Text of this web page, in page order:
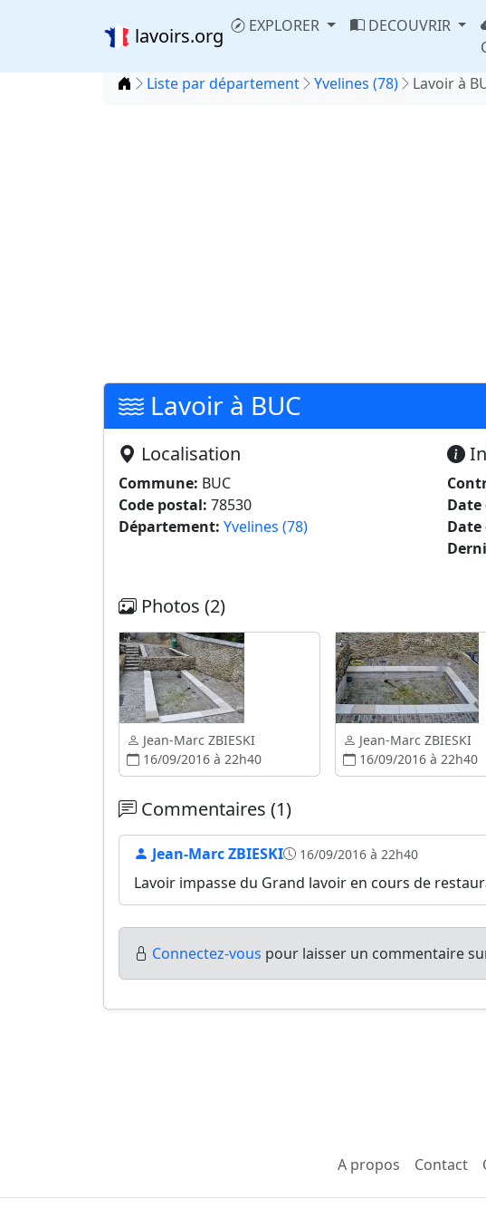
lavoirs.org EXPLORER
DECOUVRIR
Accueil
Liste par département Yvelines (78) Lavoir à
Lavoir à BUC
Localisation
Commune: BUC
Code postal: 78530
Département: Yvelines (78)
Photos (2)
Jean-Marc ZBIESKI
16/09/2016 à 22h40
Jean-Marc ZBIESKI
16/09/2016 à 22h40
Commentaires (1)
Jean-Marc ZBIESKI 16/09/2016 à 22h40
Lavoir impasse du Grand lavoir en cours de
Connectez-vous pour laisser un commentaire
A propos Contact